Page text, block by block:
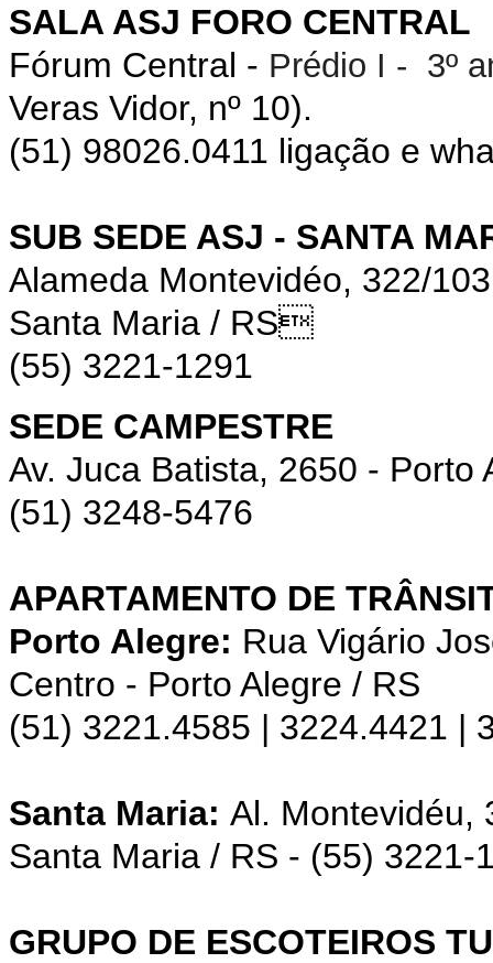
SALA ASJ FORO CENTRAL
Fórum Central - Prédio I - 3º
Veras Vidor, nº 10).
(51) 98026.0411 ligação e
SUB SEDE ASJ - SANTA
Alameda Montevidéo, 322/
Santa Maria / RS
(55) 3221-1291
SEDE CAMPESTRE
Av. Juca Batista, 2650 - Porto
(51) 3248-5476
APARTAMENTO DE
Porto Alegre: Rua Vigário
Centro - Porto Alegre / RS
(51) 3221.4585 | 3224.4421 |
Santa Maria: Al. Montevidéu,
Santa Maria / RS - (55) 3221-
GRUPO DE ESCOTEIROS